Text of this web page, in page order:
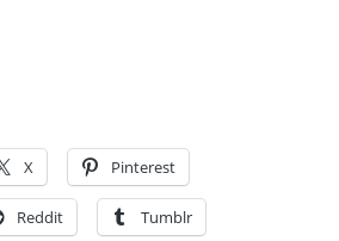
X Pinterest
Reddit Tumblr